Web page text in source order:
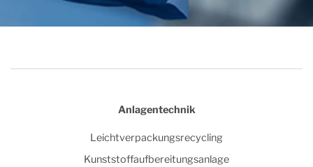
Anlagentechnik
Leichtverpackungsrecycling
Kunststoffaufbereitungsanlage